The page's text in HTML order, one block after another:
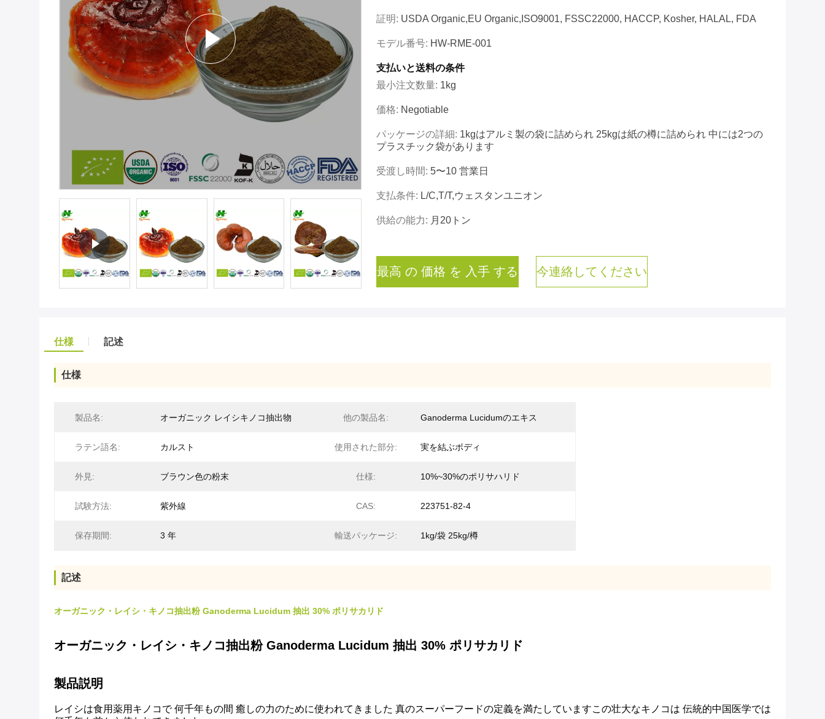
証明: USDA Organic,EU Organic,ISO9001, FSSC22000, HACCP, Kosher, HALAL, FDA
モデル番号: HW-RME-001
支払いと送料の条件
最小注文数量: 1kg
価格: Negotiable
パッケージの詳細: 1kgはアルミ製の袋に詰められ 25kgは紙の樽に詰められ 中には2つの
プラスチック袋があります
受渡し時間: 5〜10 営業日
支払条件: L/C,T/T,ウェスタンユニオン
供給の能力: 月20トン
最高 の 価格 を 入手 する 今連絡してください
仕様 記述
仕様
製品名: オーガニック レイシキノコ抽出物 他の製品名: Ganoderma Lucidumのエキス
ラテン語名: カルスト 使用された部分: 実を結ぶボディ
外見: ブラウン色の粉末 仕様: 10%~30%のポリサハリド
試験方法: 紫外線 CAS: 223751-82-4
保存期間: 3 年 輸送パッケージ: 1kg/袋 25kg/樽
記述
オーガニック・レイシ・キノコ抽出粉 Ganoderma Lucidum 抽出 30% ポリサカリド
オーガニック・レイシ・キノコ抽出粉 Ganoderma Lucidum 抽出 30% ポリサカリド
製品説明
レイシは食用薬用キノコで 何千年もの間 癒しの力のために使われてきました 真のスーパーフードの定義を満たしていますこの壮大なキノコは 伝統的中国医学では